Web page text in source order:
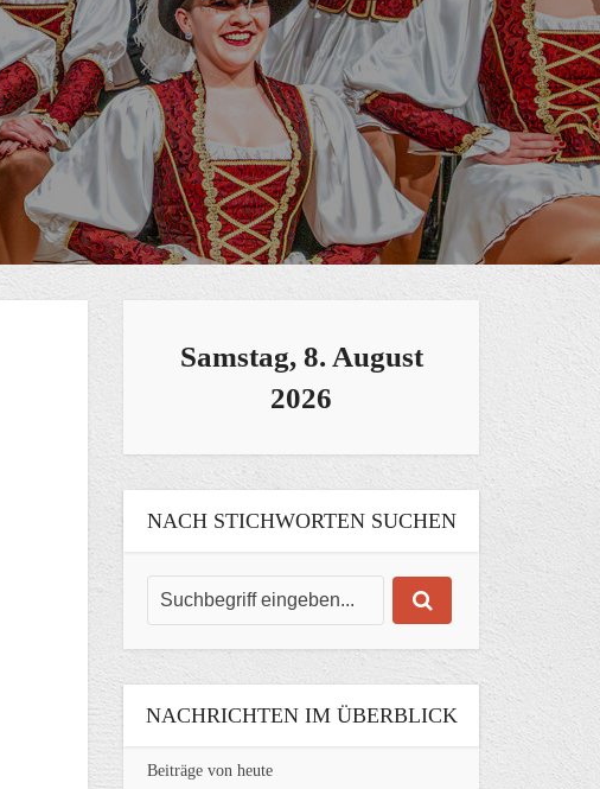
Samstag, 8. August
2026
NACH STICHWORTEN SUCHEN
NACHRICHTEN IM ÜBERBLICK
Beiträge von heute